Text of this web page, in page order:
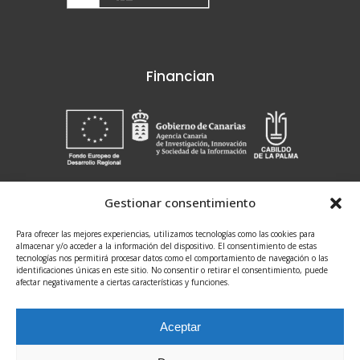
Gestionar consentimiento
Para ofrecer las mejores experiencias, utilizamos tecnologías como las cookies para
almacenar y/o acceder a la información del dispositivo. El consentimiento de estas
tecnologías nos permitirá procesar datos como el comportamiento de navegación o las
identificaciones únicas en este sitio. No consentir o retirar el consentimiento, puede
afectar negativamente a ciertas características y funciones.
Aceptar
Financian
Search
for:
@2021 Fundación CIAB / Todos los derechos